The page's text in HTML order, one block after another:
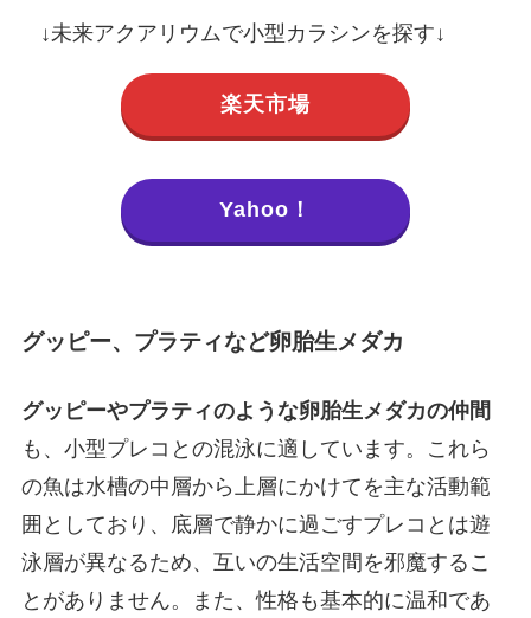
↓未来アクアリウムで小型カラシンを探す↓
楽天市場
Yahoo！
グッピー、プラティなど卵胎生メダカ
グッピーやプラティのような卵胎生メダカの仲間
も、小型プレコとの混泳に適しています。これら
の魚は水槽の中層から上層にかけてを主な活動範
囲としており、底層で静かに過ごすプレコとは遊
泳層が異なるため、互いの生活空間を邪魔するこ
とがありません。また、性格も基本的に温和であ